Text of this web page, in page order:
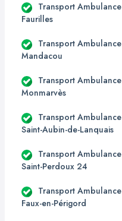
Transport Ambulance
Faurilles
Transport Ambulance
Mandacou
Transport Ambulance
Monmarvès
Transport Ambulance
Saint-Aubin-de-Lanquais
Transport Ambulance
Saint-Perdoux 24
Transport Ambulance
Faux-en-Périgord